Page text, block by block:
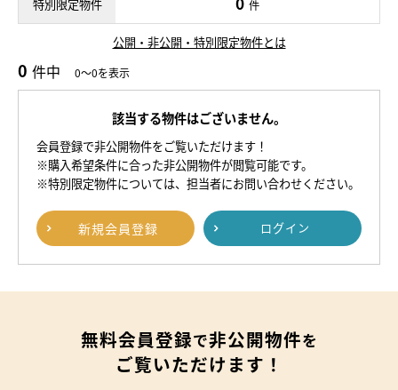
特別限定物件 件
公開・非公開・特別限定物件とは
0 件中 0～0を表示
該当する物件はございません。
会員登録で非公開物件をご覧いただけます！
※購入希望条件に合った非公開物件が閲覧可能です。
※特別限定物件については、担当者にお問い合わせください。
新規会員登録 ログイン
無料会員登録で非公開物件を
ご覧いただけます！